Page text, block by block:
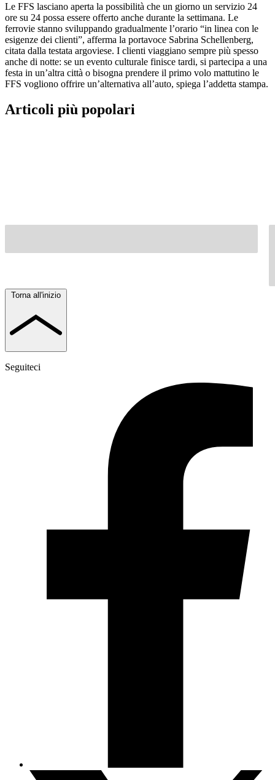
Le FFS lasciano aperta la possibilità che un giorno un servizio 24
ore su 24 possa essere offerto anche durante la settimana. Le
ferrovie stanno sviluppando gradualmente l’orario “in linea con le
esigenze dei clienti”, afferma la portavoce Sabrina Schellenberg,
citata dalla testata argoviese. I clienti viaggiano sempre più spesso
anche di notte: se un evento culturale finisce tardi, si partecipa a una
festa in un’altra città o bisogna prendere il primo volo mattutino le
FFS vogliono offrire un’alternativa all’auto, spiega l’addetta stampa.
Articoli più popolari
Torna all'inizio
Seguiteci